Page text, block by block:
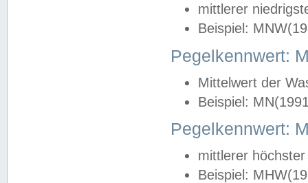
mittlerer
Beispiel:
Pegelkennwert:
Mittelwert der
Beispiel:
Pegelkennwert:
mittlerer
Beispiel: